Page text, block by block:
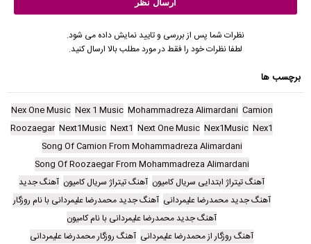
نظرات شما پس از بررسی و تایید نمایش داده می شود.
لطفا نظرات خود را فقط در مورد مطلب بالا ارسال کنید.
برچسب ها
Camion
Mohammadreza Alimardani
Nex 1 Music
Nex One Music
Nex1
Nex1Music
Next One Music
Next1
Next1Music
Roozaegar
Song Of Camion From Mohammadreza Alimardani
Song Of Roozaegar From Mohammadreza Alimardani
آهنگ تیتراژ ابتدایی سریال کامیون آهنگ تیتراژ سریال کامیون آهنگ جدید
آهنگ جدید محمدرضا علیمردانی آهنگ جدید محمدرضا علیمردانی با نام روزگار
آهنگ جدید محمدرضا علیمردانی با نام کامیون
آهنگ روزگار از محمدرضا علیمردانی آهنگ روزگار محمدرضا علیمردانی